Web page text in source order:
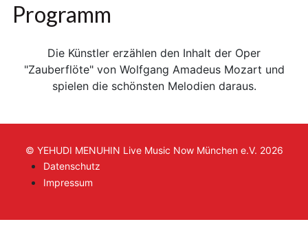
Programm
Die Künstler erzählen den Inhalt der Oper
"Zauberflöte" von Wolfgang Amadeus Mozart und
spielen die schönsten Melodien daraus.
© YEHUDI MENUHIN Live Music Now München e.V. 2026
Datenschutz
Impressum